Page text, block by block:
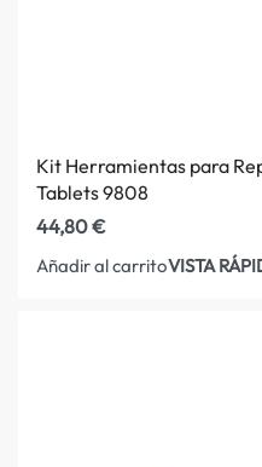
Kit Herramientas para
Tablets 9808
44,80€
Añadir al carritoVISTA